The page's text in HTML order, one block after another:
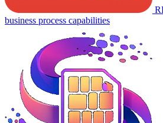
business process capabilities